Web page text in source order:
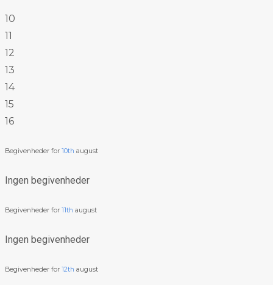
10
11
12
13
14
15
16
Begivenheder for 10th august
Ingen begivenheder
Begivenheder for 11th august
Ingen begivenheder
Begivenheder for 12th august